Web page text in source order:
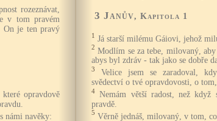
rozeznávat,
v tom pravém
On je ten pravý
opravdově
námi navěky:
3 Janův, Kapitola 1
1 Já starší milému Gáiovi, jehož
2 Modlím se za tebe, milovaný,
abys byl zdráv - tak jako se dobře
3
Velice jsem se zaradoval,
svědectví o tvé opravdovosti, o
4
Nemám větší radost, než
pravdě.
5 Věrně jednáš, milovaný, v tom,